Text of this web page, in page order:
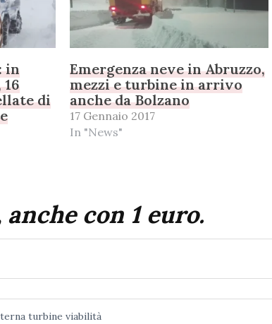
in
di
Emergenza neve in Abruzzo,
mezzi e turbine in arrivo
anche da Bolzano
17 Gennaio 2017
In "News"
con 1 euro.
terna turbine viabilità